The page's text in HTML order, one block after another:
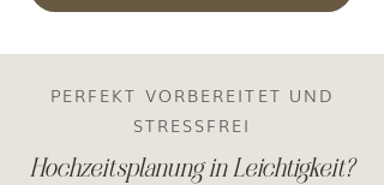
PERFEKT VORBEREITET UND
STRESSFREI
Hochzeitsplanung in Leichtigkeit?